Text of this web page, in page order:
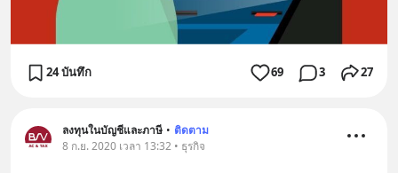
24 บันทึก 69 3 27
ลงทุนในบัญชีและภาษี • ติดตาม
8 ก.ย. 2020 เวลา 13:32 • ธุรกิจ